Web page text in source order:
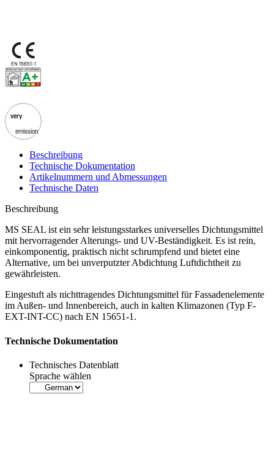
EN 15651-1
very
emission
Beschreibung
Technische Dokumentation
Artikelnummern und Abmessungen
Technische Daten
Beschreibung
MS SEAL ist ein sehr leistungsstarkes universelles Dichtungsmittel
mit hervorragender Alterungs- und UV-Beständigkeit. Es ist rein,
einkomponentig, praktisch nicht schrumpfend und bietet eine
Alternative, um bei unverputzter Abdichtung Luftdichtheit zu
gewährleisten.
Eingestuft als nichttragendes Dichtungsmittel für Fassadenelemente
im Außen- und Innenbereich, auch in kalten Klimazonen (Typ F-
EXT-INT-CC) nach EN 15651-1.
Technische Dokumentation
Technisches Datenblatt
Sprache wählen